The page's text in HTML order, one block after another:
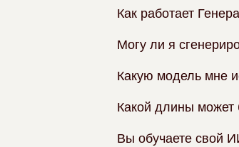
Как работает
Могу ли я
Какую модель мне
Какой длины может
Вы обучаете свой